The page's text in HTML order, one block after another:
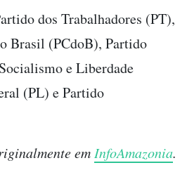
dos Trabalhadores (PT),
Brasil (PCdoB), Partido
e Liberdade
(PL) e Partido
emInfoAmazonia.